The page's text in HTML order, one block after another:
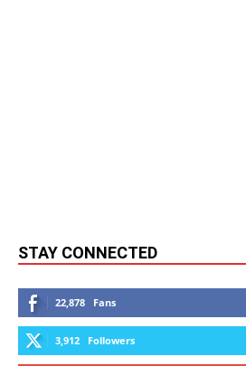
STAY CONNECTED
22,878 Fans
3,912 Followers